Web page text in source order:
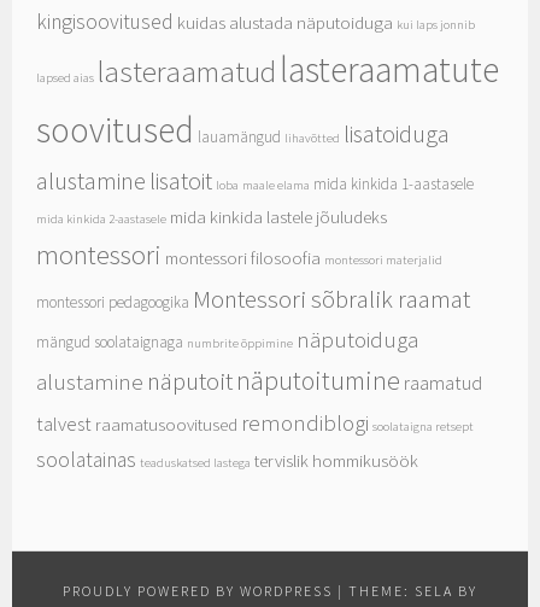
kingisoovitused kuidas alustada näputoiduga kui laps jonnib
lapsed aias lasteraamatud lasteraamatute
soovitused lauamängud lihavõtted lisatoiduga
alustamine lisatoit loba maale elama mida kinkida 1-aastasele
mida kinkida 2-aastasele mida kinkida lastele jõuludeks
montessori montessori filosoofia montessori materjalid
montessori pedagoogika Montessori sõbralik raamat
mängud soolataignaga numbrite õppimine näputoiduga
alustamine näputoitnäputoitumine raamatud
talvest raamatusoovitused remondiblogi soolataigna retsept
soolatainas teaduskatsed lastega tervislik hommikusöök
PROUDLY POWERED BY WORDPRESS | THEME: SELA BY